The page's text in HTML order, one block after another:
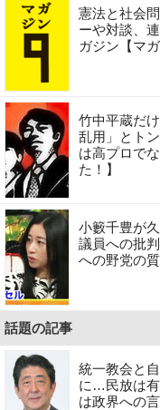
憲法と社会
ーや対談、
ガジン【マ
竹中平蔵だ
乱用」とト
は高プロで
た！】
小籔千豊が
議員への批
への野党の
話題の記事
統一教会と
に…民放は
は政界への